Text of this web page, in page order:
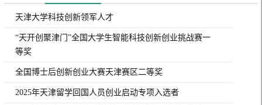
天津大学科技创新领军人才
“天开创聚津门”全国大学生智能科技创新创业挑战赛一
等奖
全国博士后创新创业大赛天津赛区二等奖
2025年天津留学回国人员创业启动专项入选者